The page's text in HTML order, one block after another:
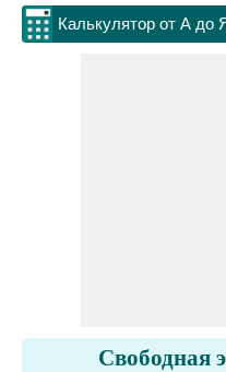
Калькулятор от А до
Свободная